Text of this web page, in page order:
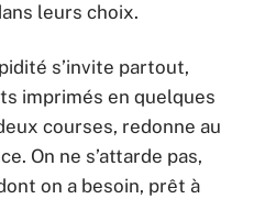
leurs choix.
s’invite partout,
imprimés en quelques
courses, redonne au
On ne s’attarde pas,
on a besoin, prêt à